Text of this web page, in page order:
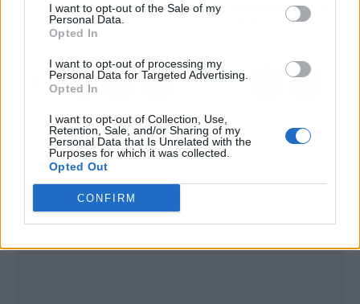
I want to opt-out of the Sale of my
Personal Data.
Opted In
I want to opt-out of processing my
Personal Data for Targeted Advertising.
Opted In
I want to opt-out of Collection, Use,
Retention, Sale, and/or Sharing of my
Personal Data that Is Unrelated with the
Purposes for which it was collected.
Opted Out
CONFIRM
imperdibles
Inglaterra e Irlanda en